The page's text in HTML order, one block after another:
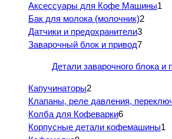
Аксессуары для Кофе Машины1
Бак для молока (молочник)2
Датчики и предохранители3
Заварочный блок и привод7
Детали заварочного блока и
Капучинаторы2
Клапаны, реле давления,
Колба для Кофеварки6
Корпусные детали кофемашины1